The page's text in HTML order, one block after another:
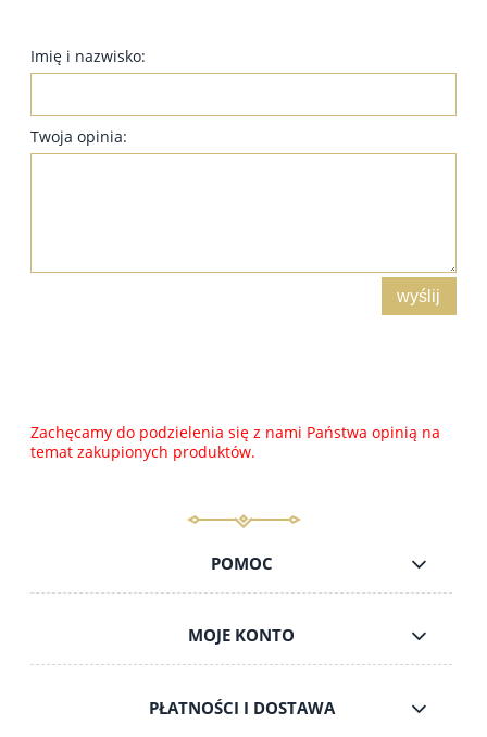
Imię i nazwisko:
Twoja opinia:
wyślij
Zachęcamy do podzielenia się z nami Państwa opinią na
temat zakupionych produktów.
POMOC
MOJE KONTO
PŁATNOŚCI I DOSTAWA